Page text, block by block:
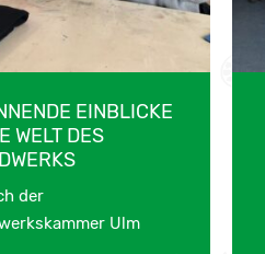
EINBLICKE
WELT DES
der
Ulm